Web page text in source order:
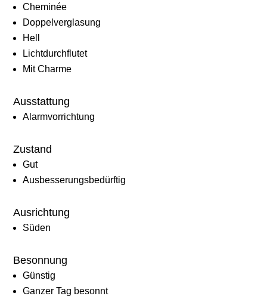
Cheminée
Doppelverglasung
Hell
Lichtdurchflutet
Mit Charme
Ausstattung
Alarmvorrichtung
Zustand
Gut
Ausbesserungsbedürftig
Ausrichtung
Süden
Besonnung
Günstig
Ganzer Tag besonnt